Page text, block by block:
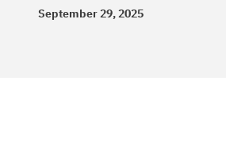
September 29, 2025